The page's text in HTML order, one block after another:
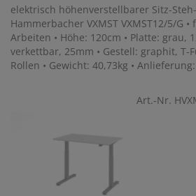
elektrisch höhenverstellbarer Sitz-
Hammerbacher VXMST VXMST12/5/G
Arbeiten • Höhe: 120cm • Platte: grau,
verkettbar, 25mm • Gestell: graphit, T-
Rollen • Gewicht: 40,73kg •
Art.-Nr.